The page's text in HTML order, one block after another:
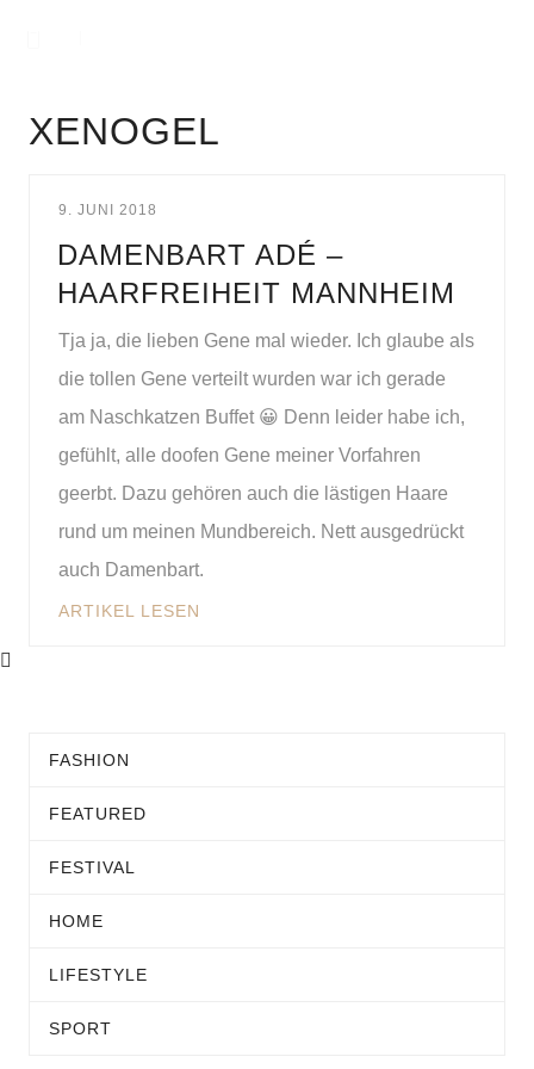
XENOGEL
9. JUNI 2018
DAMENBART ADÉ –
HAARFREIHEIT MANNHEIM
Tja ja, die lieben Gene mal wieder. Ich glaube als
die tollen Gene verteilt wurden war ich gerade
am Naschkatzen Buffet 😀 Denn leider habe ich,
gefühlt, alle doofen Gene meiner Vorfahren
geerbt. Dazu gehören auch die lästigen Haare
rund um meinen Mundbereich. Nett ausgedrückt
auch Damenbart.
ARTIKEL LESEN
FASHION
FEATURED
FESTIVAL
HOME
LIFESTYLE
SPORT